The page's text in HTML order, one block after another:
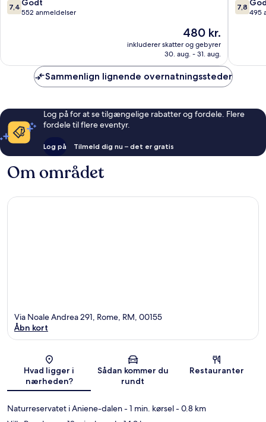
ud
anmeldelser
7,4 Godt
552 anmeldelser
Prisen
er
480 kr.
480 kr.
inkluderer skatter og gebyrer
30. aug. - 31. aug.
ud
7,8
495
Sammenlign lignende overnatningssteder
Log på for at se tilgængelige rabatter og fordele. Flere
fordele til flere eventyr.
Log på Tilmeld dig nu – det er gratis
Om området
Kort
Via Noale Andrea 291, Rome, RM, 00155
Åbn kort
Hvad ligger i
nærheden?
Sådan kommer du
rundt
Restauranter
Naturreservatet i Aniene-dalen- 1 min. kørsel- 0.8 km